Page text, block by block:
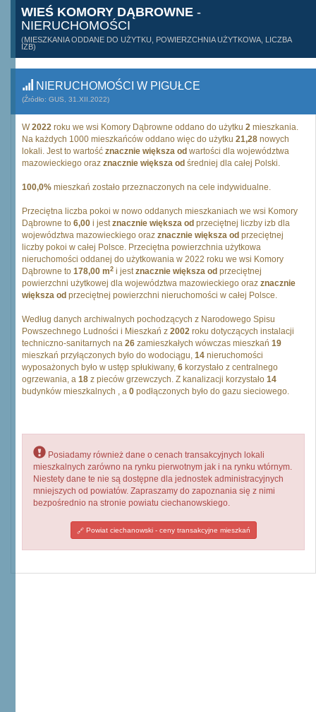
WIEŚ KOMORY DĄBROWNE -
NIERUCHOMOŚCI
(MIESZKANIA ODDANE DO UŻYTKU, POWIERZCHNIA UŻYTKOWA, LICZBA
IZB)
NIERUCHOMOŚCI W PIGUŁCE
(Źródło: GUS, 31.XII.2022)
W2022 roku we wsi Komory Dąbrowne oddano do użytku 2 mieszkania.
Na każdych 1000 mieszkańców oddano więc do użytku 21,28 nowych
lokali. Jest to wartość znacznie większa od wartości dla województwa
mazowieckiego oraz znacznie większa od średniej dla całej Polski.
100,0% mieszkań zostało przeznaczonych na cele indywidualne.
Przeciętna liczba pokoi w nowo oddanych mieszkaniach we wsi Komory
Dąbrowne to 6,00 i jestznacznie większa od przeciętnej liczby izb dla
województwa mazowieckiego oraz znacznie większa od przeciętnej
liczby pokoi w całej Polsce. Przeciętna powierzchnia użytkowa
nieruchomości oddanej do użytkowania w 2022 roku we wsi Komory
Dąbrowne to 178,00 m2 i jestznacznie większa od przeciętnej
powierzchni użytkowej dla województwa mazowieckiego oraz znacznie
większa od przeciętnej powierzchni nieruchomości w całej Polsce.
Według danych archiwalnych pochodzących z Narodowego Spisu
Powszechnego Ludności i Mieszkań z 2002 roku dotyczących instalacji
techniczno-sanitarnych na 26 zamieszkałych wówczas mieszkań 19
mieszkań przyłączonych było do wodociągu, 14 nieruchomości
wyposażonych było w ustęp spłukiwany, 6 korzystało z centralnego
ogrzewania, a 18 z pieców grzewczych. Z kanalizacji korzystało 14
budynków mieszkalnych , a 0 podłączonych było do gazu sieciowego.
Posiadamy również dane o cenach transakcyjnych lokali
mieszkalnych zarówno na rynku pierwotnym jak i na rynku wtórnym.
Niestety dane te nie są dostępne dla jednostek administracyjnych
mniejszych od powiatów. Zapraszamy do zapoznania się z nimi
bezpośrednio na stronie powiatu ciechanowskiego.
Powiat ciechanowski - ceny transakcyjne mieszkań